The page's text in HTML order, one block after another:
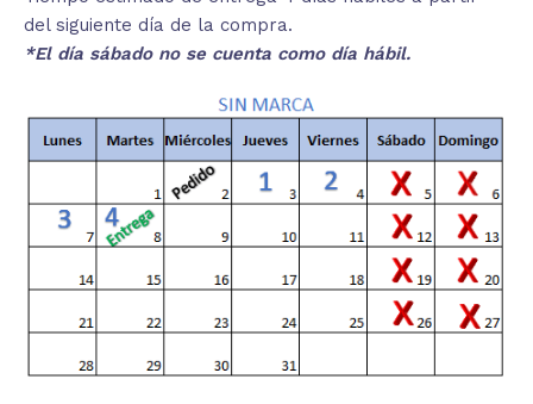
del siguiente día de la compra.
*El día sábado no se cuenta como día hábil.